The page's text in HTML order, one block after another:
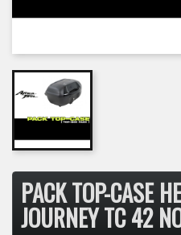
PACK TOP-CASE
JOURNEY TC 42